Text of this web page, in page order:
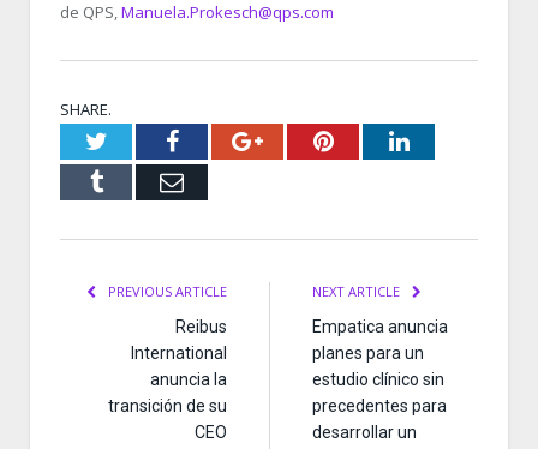
de QPS,Manuela.Prokesch@qps.com
SHARE.
TwitterFacebookGoogle+PinterestLinkedIn
Tumblr Email
PREVIOUS ARTICLE
Reibus
International
anuncia la
transición de su
CEO
NEXT ARTICLE
Empatica anuncia
planes para un
estudio clínico sin
precedentes para
desarrollar un